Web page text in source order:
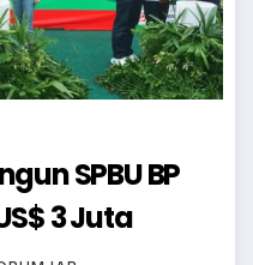
SPBU BP
3 Juta